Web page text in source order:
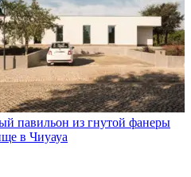
павильон из гнутой фанеры
в Чиуауа